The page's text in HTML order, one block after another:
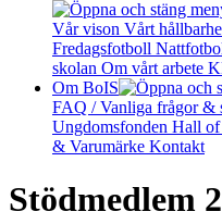
Vår vison Vårt
Fredagsfotboll
skolan Om vårt arbete
Om BoIS
FAQ / Vanliga frågor &
Ungdomsfonden Hall of
& Varumärke Kontakt
Stödmedlem